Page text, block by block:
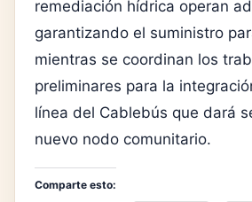
remediación hídrica operan
garantizando el suministro
mientras se coordinan los
preliminares para la
línea del Cablebús que dará
nuevo nodo comunitario.
Comparte esto: